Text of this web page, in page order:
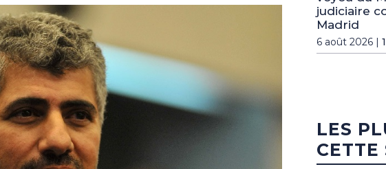
judiciaire
Madrid
6 août 2026 |
LES
CETTE